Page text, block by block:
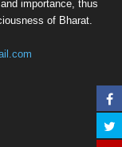
importance, thus
of Bharat.